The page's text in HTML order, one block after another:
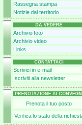
Rassegna stampa
Notizie dal territorio
DA VEDERE
Archivio foto
Archivio video
Links
CONTATTACI
Scrivici in e-mail
Iscriviti alla newsletter
PRENOTAZIONE AI CONVEGNI
Prenota il tuo posto
Verifica lo stato della